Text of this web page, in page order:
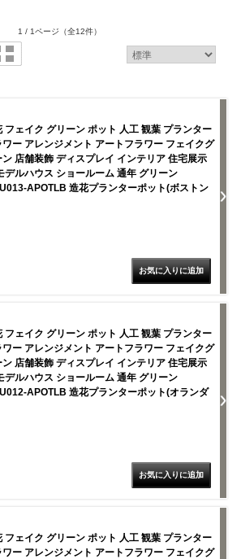
1 / 1ページ （全12件）
フェイク グリーン ポット 人工 観葉 プランター
ワー アレンジメント アートフラワー フェイクグ
ン 店舗装飾 ディスプレイ インテリア 住宅展示
デルハウス ショールーム 通年 グリーン
APOTLB 造花プランターポット(ボストン
フェイク グリーン ポット 人工 観葉 プランター
ワー アレンジメント アートフラワー フェイクグ
ン 店舗装飾 ディスプレイ インテリア 住宅展示
デルハウス ショールーム 通年 グリーン
APOTLB 造花プランターポット(オランダ
フェイク グリーン ポット 人工 観葉 プランター
ワー アレンジメント アートフラワー フェイクグ